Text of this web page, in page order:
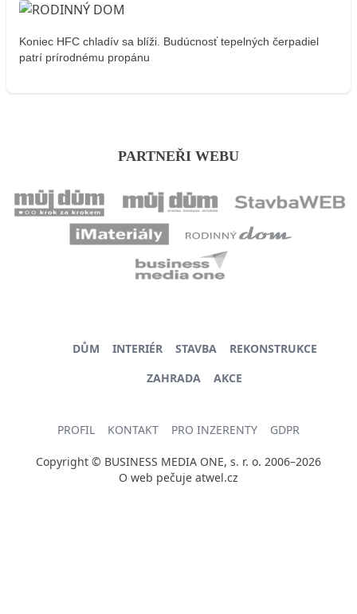
Koniec HFC chladív sa blíži. Budúcnosť tepelných čerpadiel
patrí prírodnému propánu
PARTNEŘI WEBU
DŮM INTERIÉR STAVBA
REKONSTRUKCE
ZAHRADA
AKCE
PROFIL KONTAKT PRO INZERENTY GDPR
Copyright © BUSINESS MEDIA ONE, s. r. o. 2006–2026